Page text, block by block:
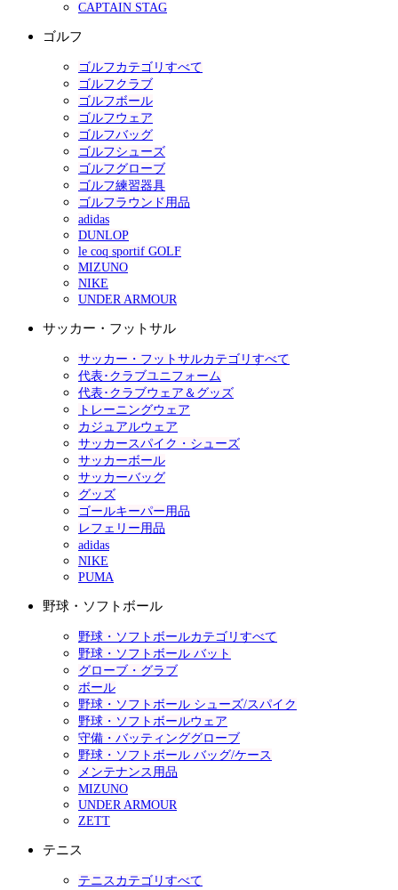
CAPTAIN STAG
ゴルフ
ゴルフカテゴリすべて
ゴルフクラブ
ゴルフボール
ゴルフウェア
ゴルフバッグ
ゴルフシューズ
ゴルフグローブ
ゴルフ練習器具
ゴルフラウンド用品
adidas
DUNLOP
le coq sportif GOLF
MIZUNO
NIKE
UNDER ARMOUR
サッカー・フットサル
サッカー・フットサルカテゴリすべて
代表･クラブユニフォーム
代表･クラブウェア＆グッズ
トレーニングウェア
カジュアルウェア
サッカースパイク・シューズ
サッカーボール
サッカーバッグ
グッズ
ゴールキーパー用品
レフェリー用品
adidas
NIKE
PUMA
野球・ソフトボール
野球・ソフトボールカテゴリすべて
野球・ソフトボール バット
グローブ・グラブ
ボール
野球・ソフトボール シューズ/スパイク
野球・ソフトボールウェア
守備・バッティンググローブ
野球・ソフトボール バッグ/ケース
メンテナンス用品
MIZUNO
UNDER ARMOUR
ZETT
テニス
テニスカテゴリすべて